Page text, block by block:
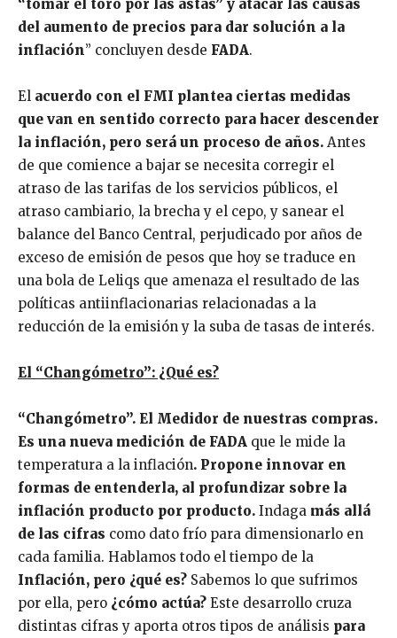
“tomar el toro por las astas” y atacar las causas
del aumento de precios para dar solución a la
inflación” concluyen desde FADA.
El acuerdo con el FMI plantea ciertas medidas
que van en sentido correcto para hacer descender
la inflación, pero será un proceso de años. Antes
de que comience a bajar se necesita corregir el
atraso de las tarifas de los servicios públicos, el
atraso cambiario, la brecha y el cepo, y sanear el
balance del Banco Central, perjudicado por años de
exceso de emisión de pesos que hoy se traduce en
una bola de Leliqs que amenaza el resultado de las
políticas antiinflacionarias relacionadas a la
reducción de la emisión y la suba de tasas de interés.
El “Changómetro”: ¿Qué es?
“Changómetro”. El Medidor de nuestras compras.
Es una nueva medición de FADA que le mide la
temperatura a la inflación. Propone innovar en
formas de entenderla, al profundizar sobre la
inflación producto por producto. Indaga más allá
de las cifras como dato frío para dimensionarlo en
cada familia. Hablamos todo el tiempo de la
Inflación, pero ¿qué es? Sabemos lo que sufrimos
por ella, pero ¿cómo actúa? Este desarrollo cruza
distintas cifras y aporta otros tipos de análisis para